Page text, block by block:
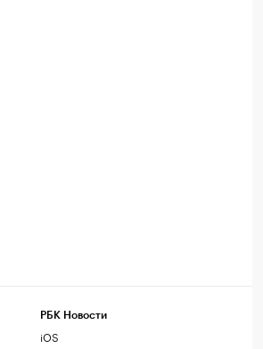
РБК Новости
iOS